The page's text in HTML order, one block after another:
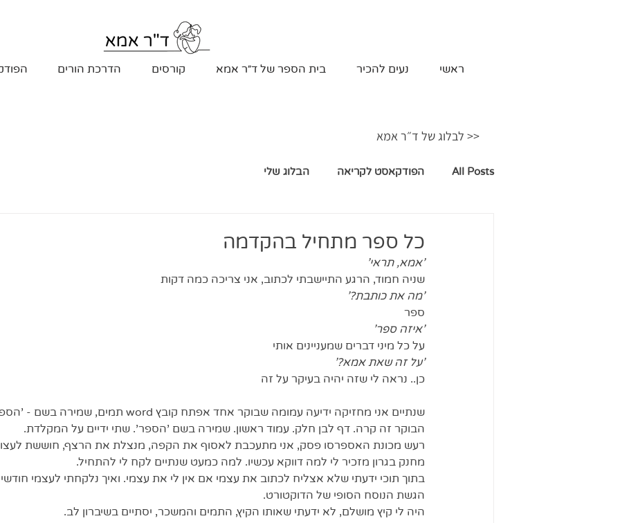
ראשי נעים להכיר בית הספר של ד״ר אמא קורסים הדרכת הורים
<< לבלוג של ד״ר אמא
All Posts הפודקאסט לקריאה הבלוג שלי
כל ספר מתחיל בהקדמה
'אמא, תראי'
שניה חמוד, הרגע התיישבתי לכתוב, אני צריכה כמה דקות
'מה את כותבת?'
ספר
'איזה ספר'
על כל מיני דברים שמעניינים אותי
'על זה שאת אמא?'
כן.. נראה לי שזה יהיה בעיקר על זה
שנתיים אני מחזיקה ידיעה עמומה שבוקר אחד אפתח קובץ word תמים, שמירה בשם - 'הספר'.
הבוקר זה קרה. דף לבן חלק. עמוד ראשון. שמירה בשם 'הספר'. שתי ידיים על המקלדת.
רעש מכונת האספרסו פסק, אני מתעכבת לאסוף את הקפה, מנצלת את הרצף, חוששת
מחנק בגרון מזכיר לי למה דווקא עכשיו. למה כמעט שנתיים לקח לי להתחיל.
בתוך תוכי ידעתי שלא אצליח לכתוב את עצמי אם אין לי את עצמי. ואיך נלקחתי לעצמי
הגשת הנוסח הסופי של הדוקטורט.
היה לי קיץ מושלם, לא ידעתי שאותו הקיץ, התמים והמשכר, יסתיים בשיברון לב.